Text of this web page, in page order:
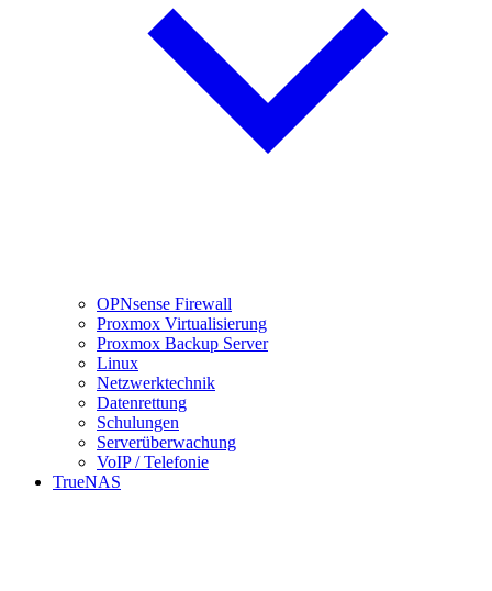
OPNsense Firewall
Proxmox Virtualisierung
Proxmox Backup Server
Linux
Netzwerktechnik
Datenrettung
Schulungen
Serverüberwachung
VoIP / Telefonie
TrueNAS